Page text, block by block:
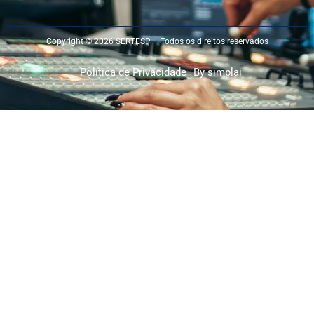
Copyright © 2026 SERTESP – Todos os direitos reservados
Política de Privacidade By simplai